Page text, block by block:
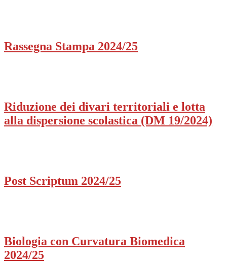
Rassegna Stampa 2024/25
Riduzione dei divari territoriali e lotta
alla dispersione scolastica (DM 19/2024)
Post Scriptum 2024/25
Biologia con Curvatura Biomedica
2024/25